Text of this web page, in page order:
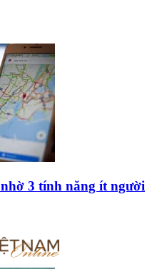
3 tính năng ít người